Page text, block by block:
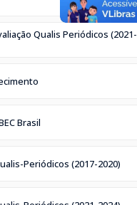
Qualis Periódicos (2021-
Brasil
Periódicos (2017-2020)